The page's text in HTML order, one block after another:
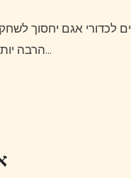
הרבה יותר על שחקן חדש להניף ולהכות את הכדור במים ולנסות…